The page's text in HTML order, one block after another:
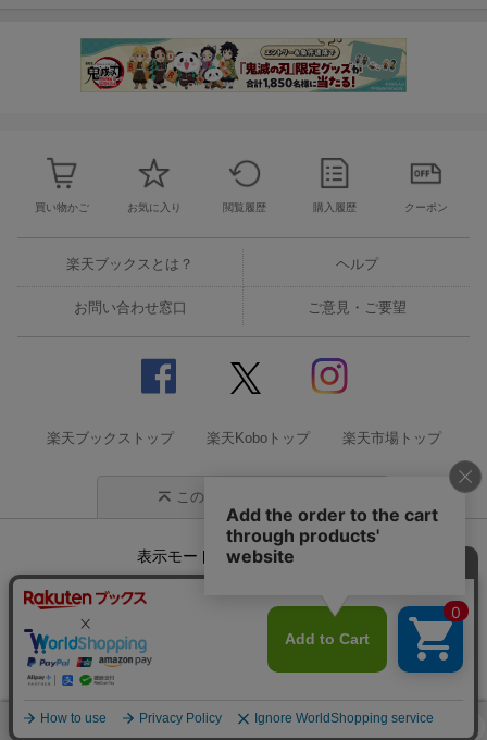
買い物かご お気に入り 閲覧履歴 購入履歴 クーポン
楽天ブックスとは？ ヘルプ
お問い合わせ窓口 ご意見・ご要望
楽天ブックストップ 楽天Koboトップ 楽天市場トップ
このページの先頭に戻る
表示モード モバイル
企業情報 個人情報保護方針